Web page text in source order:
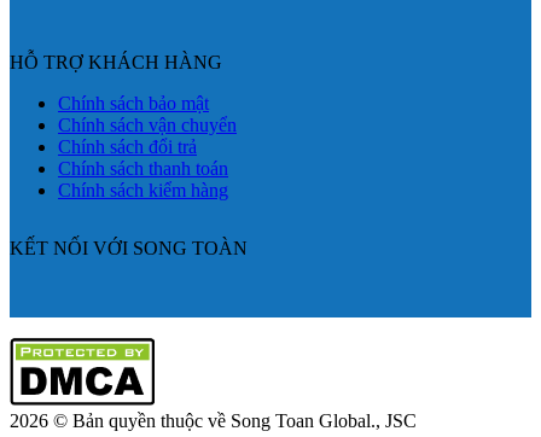
HỖ TRỢ KHÁCH HÀNG
Chính sách bảo mật
Chính sách vận chuyển
Chính sách đổi trả
Chính sách thanh toán
Chính sách kiểm hàng
KẾT NỐI VỚI SONG TOÀN
2026 © Bản quyền thuộc về Song Toan Global., JSC